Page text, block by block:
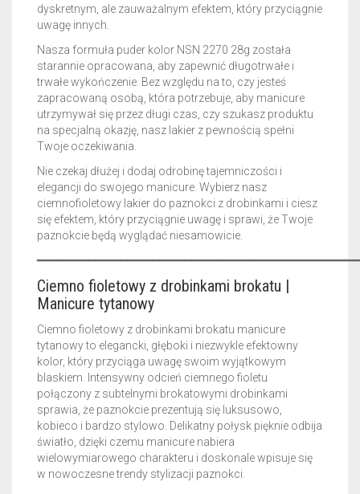
dyskretnym, ale zauważalnym efektem, który przyciągnie
uwagę innych.
Nasza formuła puder kolor NSN 2270 28g została
starannie opracowana, aby zapewnić długotrwałe i
trwałe wykończenie. Bez względu na to, czy jesteś
zapracowaną osobą, która potrzebuje, aby manicure
utrzymywał się przez długi czas, czy szukasz produktu
na specjalną okazję, nasz lakier z pewnością spełni
Twoje oczekiwania.
Nie czekaj dłużej i dodaj odrobinę tajemniczości i
elegancji do swojego manicure. Wybierz nasz
ciemnofioletowy lakier do paznokci z drobinkami i ciesz
się efektem, który przyciągnie uwagę i sprawi, że Twoje
paznokcie będą wyglądać niesamowicie.
Ciemno fioletowy z drobinkami brokatu |
Manicure tytanowy
Ciemno fioletowy z drobinkami brokatu manicure
tytanowy to elegancki, głęboki i niezwykle efektowny
kolor, który przyciąga uwagę swoim wyjątkowym
blaskiem. Intensywny odcień ciemnego fioletu
połączony z subtelnymi brokatowymi drobinkami
sprawia, że paznokcie prezentują się luksusowo,
kobieco i bardzo stylowo. Delikatny połysk pięknie odbija
światło, dzięki czemu manicure nabiera
wielowymiarowego charakteru i doskonale wpisuje się
w nowoczesne trendy stylizacji paznokci.